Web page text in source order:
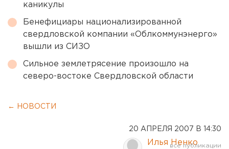
каникулы
Бенефициары национализированной
свердловской компании «Облкоммунэнерго»
вышли из СИЗО
Сильное землетрясение произошло на
северо-востоке Свердловской области
← НОВОСТИ
20 АПРЕЛЯ 2007 В 14:30
Илья Ненко